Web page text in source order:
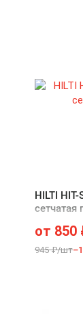
HILTI
сетчатая
от 850
945 ₽/шт